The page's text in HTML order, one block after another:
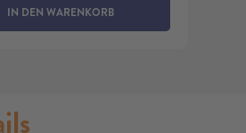
IN DEN WARENKORB